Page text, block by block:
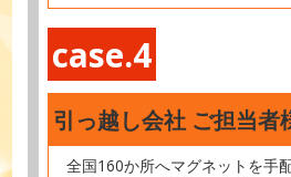
case.4
引っ越し会社 ご担当者
全国160か所へマグネットを手